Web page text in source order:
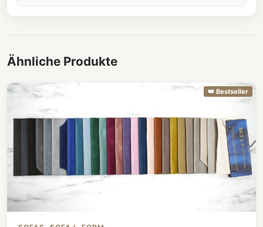
Ähnliche Produkte
👑 Bestseller